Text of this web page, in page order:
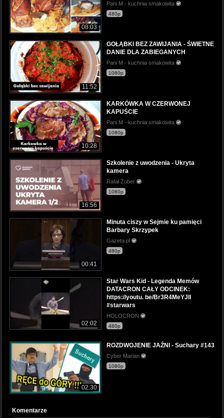
08:03
Pani M - kuchnia smakowita
480p
11:52
GOŁĄBKI BEZ ZAWIJANIA - ŚWIETNE
DANIE DLA ZABIEGANYCH
Pani M - kuchnia smakowita
1080p
10:28
KARKÓWKA W CZERWONEJ
KAPUŚCIE
Pani M - kuchnia smakowita
1080p
16:56
Szkolenie z uwodzenia - Ukryta
kamera
Rafał Żuber
1080p
00:41
Minuta ciszy w Sejmie ku pamięci
Barbary Skrzypek
Gazeta.pl
480p
02:02
Star Wars Kid - Legenda Memów
DATACRON CAŁY ODCINEK:
https://youtu. be/Br3R4MeYJlI
#starwars
HOLOCRON
480p
02:30
ROZDWOJENIE JAŹNI - Suchary #143
Cyber Marian
1080p
Komentarze